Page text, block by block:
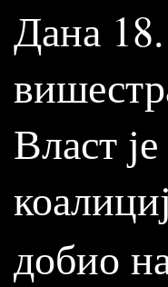
Дана
Власт
добио